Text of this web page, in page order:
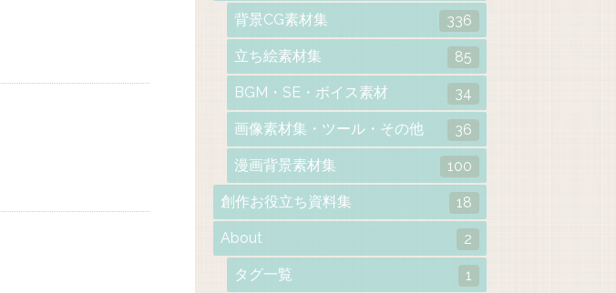
背景CG素材集 336
立ち絵素材集 85
BGM・SE・ボイス素材 34
画像素材集・ツール・その他 36
漫画背景素材集 100
創作お役立ち資料集 18
About 2
タグ一覧 1